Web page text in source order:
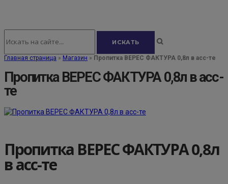
Главная страница » Магазин » Пропитка ВЕРЕС ФАКТУРА 0,8л в асс-те
Пропитка ВЕРЕС ФАКТУРА 0,8л в асс-
те
Пропитка ВЕРЕС ФАКТУРА 0,8л
в асс-те